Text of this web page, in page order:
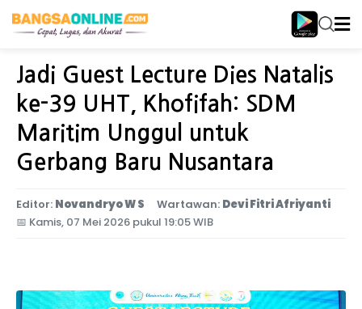
Home Jawa Timur
Jadi Guest Lecture Dies Natalis
ke-39 UHT, Khofifah: SDM
Maritim Unggul untuk
Gerbang Baru Nusantara
Editor: Novandryo W S Wartawan: Devi Fitri Afriyanti
📅 Kamis, 07 Mei 2026 pukul 19:05 WIB